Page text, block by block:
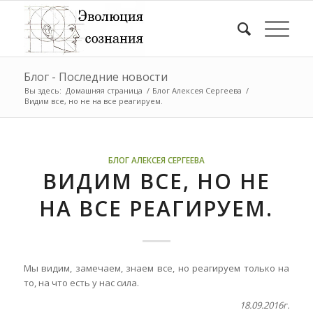
Блог - Последние новости
Вы здесь: Домашняя страница / Блог Алексея Сергеева /
Видим все, но не на все реагируем.
БЛОГ АЛЕКСЕЯ СЕРГЕЕВА
ВИДИМ ВСЕ, НО НЕ
НА ВСЕ РЕАГИРУЕМ.
Мы видим, замечаем, знаем все, но реагируем только на
то, на что есть у нас сила.
18.09.2016г.